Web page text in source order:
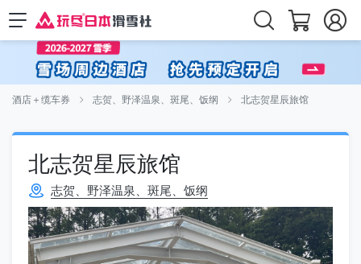
酒店＋缆车券 志贺、野泽温泉、斑尾、饭纲 北志贺星辰旅馆
北志贺星辰旅馆
志贺、野泽温泉、斑尾、饭纲